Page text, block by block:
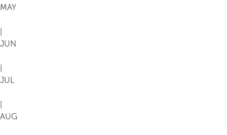
MAY
JUN
JUL
AUG